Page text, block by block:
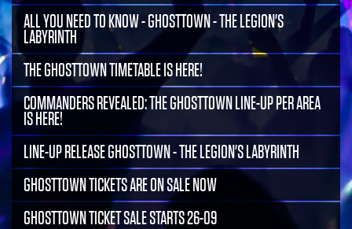
ALL YOU NEED TO KNOW - GHOSTTOWN - THE LEGION'S
LABYRINTH
THE GHOSTTOWN TIMETABLE IS HERE!
COMMANDERS REVEALED: THE GHOSTTOWN LINE-UP PER AREA
IS HERE!
LINE-UP RELEASE GHOSTTOWN - THE LEGION'S LABYRINTH
GHOSTTOWN TICKETS ARE ON SALE NOW
GHOSTTOWN TICKET SALE STARTS 26-09